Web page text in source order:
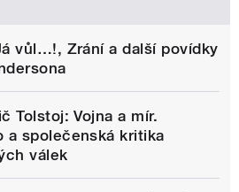
vůl…!, Zrání a další povídky
Tolstoj: Vojna a mír.
a společenská kritika
válek